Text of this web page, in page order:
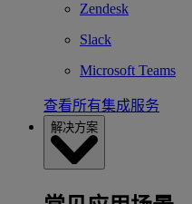
Zendesk
Slack
Microsoft Teams
查看所有集成服务
解决方案